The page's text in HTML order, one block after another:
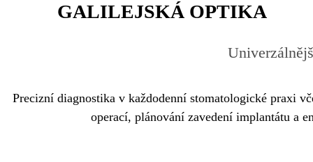
GALILEJSKÁ OPTIKA
Precizní diagnostika v každodenní stomatologické praxi
operací, plánování zavedení implantátu a